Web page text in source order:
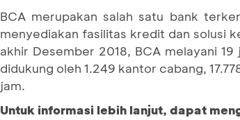
BCA merupakan salah satu bank
menyediakan fasilitas kredit dan solusi
akhir Desember 2018, BCA melayani
didukung oleh 1.249 kantor cabang,
jam.
Untuk informasi lebih lanjut, dapat